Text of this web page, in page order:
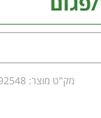
מק"ט מוצר: 7290112492548